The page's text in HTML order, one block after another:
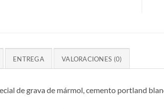
ENTREGA VALORACIONES (0)
de grava de mármol, cemento portland